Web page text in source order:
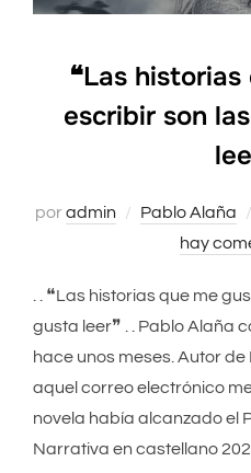
❝Las
escribir son
poradmin Pablo Alaña
hay
. . ❝Las historias que me
gusta leer❞ . . Pablo Alaña
hace unos meses. Autor
aquel correo electrónico
novela había alcanzado el
Narrativa en castellano